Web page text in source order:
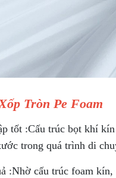
Tròn Pe Foam
tốt :Cấu trúc bọt khí
trong quá trình di
:Nhờ cấu trúc foam